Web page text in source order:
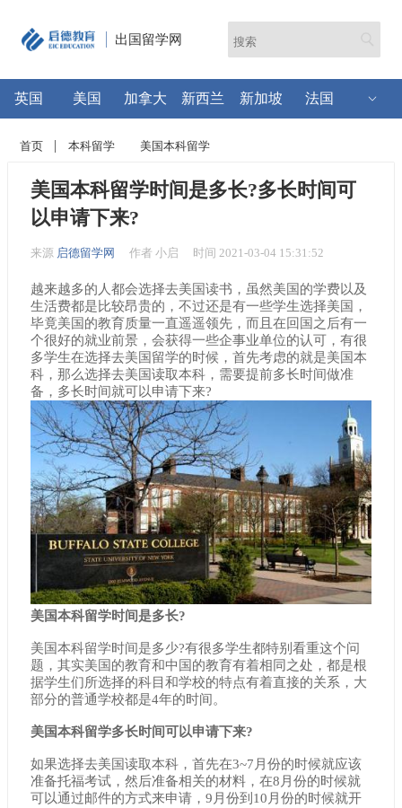
出国留学网
英国 美国 加拿大 新西兰 新加坡 法国
首页 本科留学 美国本科留学
美国本科留学时间是多长?多长时间可
以申请下来?
来源 启德留学网 作者 小启 时间 2021-03-04 15:31:52
越来越多的人都会选择去美国读书，虽然美国的学费以及
生活费都是比较昂贵的，不过还是有一些学生选择美国，
毕竟美国的教育质量一直遥遥领先，而且在回国之后有一
个很好的就业前景，会获得一些企事业单位的认可，有很
多学生在选择去美国留学的时候，首先考虑的就是美国本
科，那么选择去美国读取本科，需要提前多长时间做准
备，多长时间就可以申请下来?
美国本科留学时间是多长?
美国本科留学时间是多少?有很多学生都特别看重这个问
题，其实美国的教育和中国的教育有着相同之处，都是根
据学生们所选择的科目和学校的特点有着直接的关系，大
部分的普通学校都是4年的时间。
美国本科留学多长时间可以申请下来?
如果选择去美国读取本科，首先在3~7月份的时候就应该
准备托福考试，然后准备相关的材料，在8月份的时候就
可以通过邮件的方式来申请，9月份到10月份的时候就开